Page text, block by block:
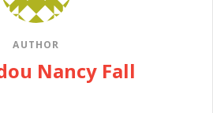
AUTHOR
Nancy Fall